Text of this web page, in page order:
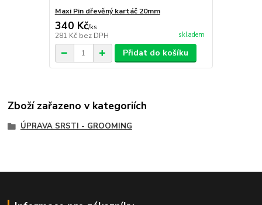
Maxi Pin dřevěný kartáč 20mm
340 Kč/ks
281 Kč bez DPH skladem
Přidat do košíku
Zboží zařazeno v kategoriích
ÚPRAVA SRSTI - GROOMING